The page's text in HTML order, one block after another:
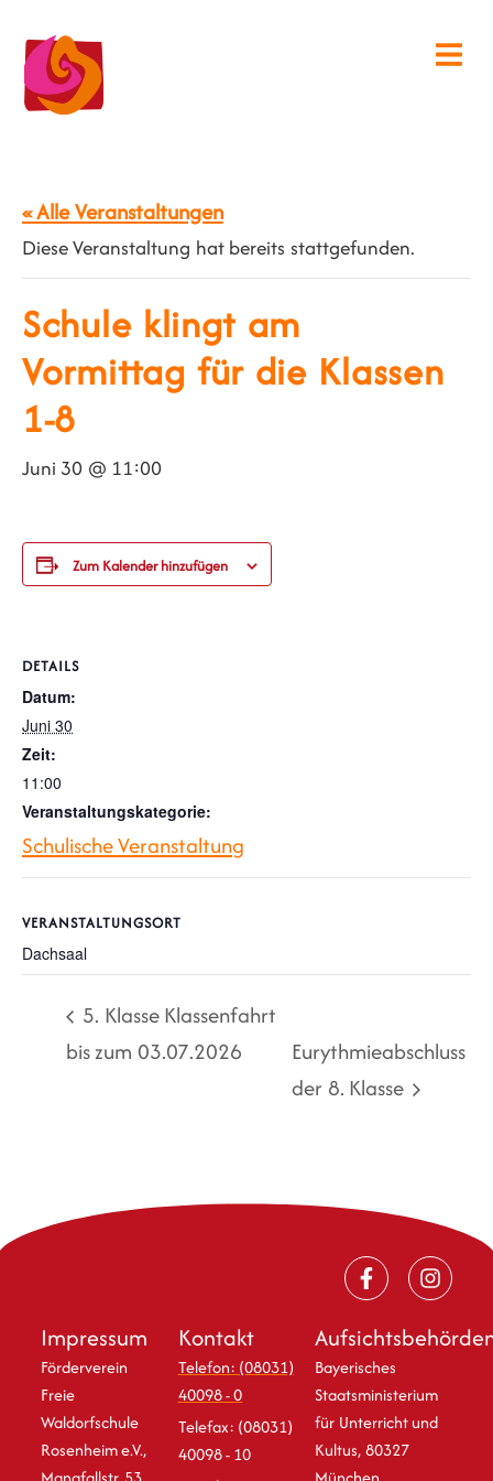
« Alle Veranstaltungen
Diese Veranstaltung hat bereits stattgefunden.
Schule klingt am
Vormittag für die Klassen
1-8
Juni 30 @ 11:00
Zum Kalender hinzufügen
DETAILS
Datum:
Juni 30
Zeit:
11:00
Veranstaltungskategorie:
Schulische Veranstaltung
VERANSTALTUNGSORT
Dachsaal
5. Klasse Klassenfahrt
bis zum 03.07.2026
Eurythmieabschluss
der 8. Klasse
Impressum
Förderverein
Freie
Waldorfschule
Rosenheim e.V.,
Kontakt
Telefon: (08031)
40098 - 0
Telefax: (08031)
40098 - 10
Bayerisches
Staatsministerium
für Unterricht und
Kultus, 80327